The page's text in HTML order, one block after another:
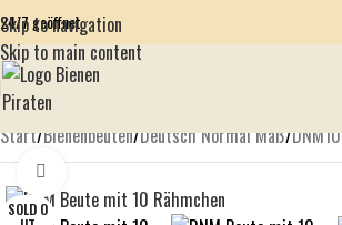
Skip to navigation
Skip to main content
24/7 geöffnet
Start/Bienenbeuten/Deutsch Normal Maß/DNM10
SOLD O